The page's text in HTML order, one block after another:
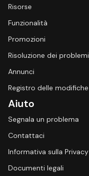
Risorse
Funzionalità
Promozioni
Risoluzione dei problemi
Annunci
Registro delle modifiche
Aiuto
Segnala un problema
Contattaci
Informativa sulla Privacy
Documenti legali